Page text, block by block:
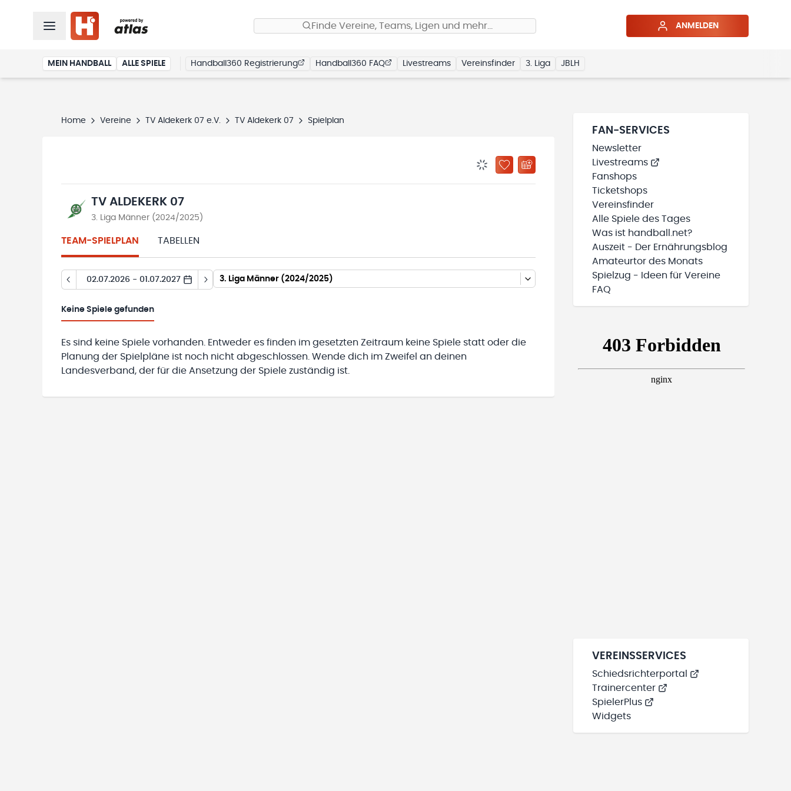
Finde Vereine, Teams, Ligen und mehr… ANMELDEN
MEIN HANDBALL ALLE SPIELE Handball360 Registrierung Handball360 FAQ Livestreams Vereinsfinder 3. Liga JBLH
Home Vereine TV Aldekerk 07 e.V. TV Aldekerk 07 Spielplan
BENACHRICHTIGUNGSSTATUS WIRD GELADEN
ZU „MEINE TEAMS“ HINZUFÜGEN
TV ALDEKERK 07
3. Liga Männer (2024/2025)
TEAM-SPIELPLAN TABELLEN
02.07.2026 - 01.07.2027 3. Liga Männer (2024/2025)
Keine Spiele gefunden
Es sind keine Spiele vorhanden. Entweder es finden im gesetzten Zeitraum keine Spiele statt oder die
Planung der Spielpläne ist noch nicht abgeschlossen. Wende dich im Zweifel an deinen
Landesverband, der für die Ansetzung der Spiele zuständig ist.
FAN-SERVICES
Newsletter
Livestreams
Fanshops
Ticketshops
Vereinsfinder
Alle Spiele des Tages
Was ist handball.net?
Auszeit - Der Ernährungsblog
Amateurtor des Monats
Spielzug - Ideen für Vereine
FAQ
VEREINSSERVICES
Schiedsrichterportal
Trainercenter
SpielerPlus
Widgets